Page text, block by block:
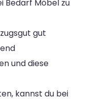
Bedarf Möbel zu
gut
und diese
kannst du bei